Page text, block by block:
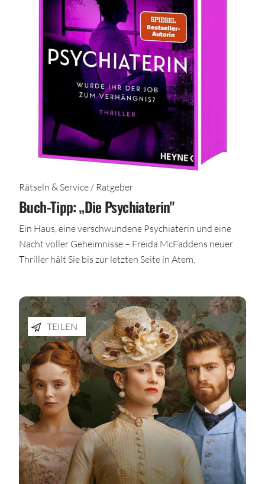
Rätseln & Service / Ratgeber
Buch-Tipp: „Die Psychiaterin"
Ein Haus, eine verschwundene Psychiaterin und eine
Nacht voller Geheimnisse – Freida McFaddens neuer
Thriller hält Sie bis zur letzten Seite in Atem.
TEILEN